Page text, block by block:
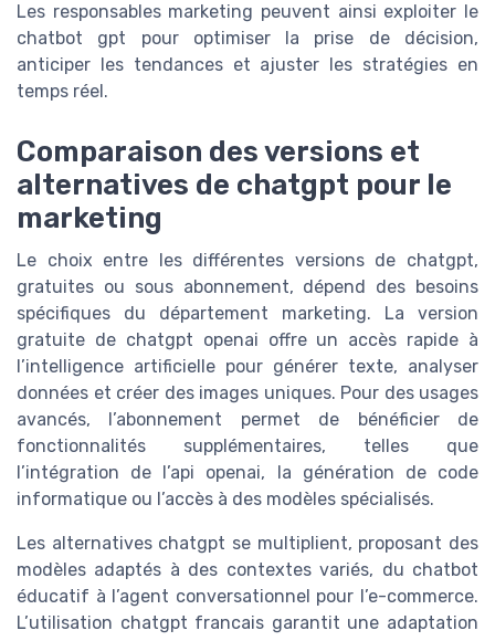
Les responsables marketing peuvent ainsi exploiter le
chatbot gpt pour optimiser la prise de décision,
anticiper les tendances et ajuster les stratégies en
temps réel.
Comparaison des versions et
alternatives de chatgpt pour le
marketing
Le choix entre les différentes versions de chatgpt,
gratuites ou sous abonnement, dépend des besoins
spécifiques du département marketing. La version
gratuite de chatgpt openai offre un accès rapide à
l’intelligence artificielle pour générer texte, analyser
données et créer des images uniques. Pour des usages
avancés, l’abonnement permet de bénéficier de
fonctionnalités supplémentaires, telles que
l’intégration de l’api openai, la génération de code
informatique ou l’accès à des modèles spécialisés.
Les alternatives chatgpt se multiplient, proposant des
modèles adaptés à des contextes variés, du chatbot
éducatif à l’agent conversationnel pour l’e-commerce.
L’utilisation chatgpt francais garantit une adaptation